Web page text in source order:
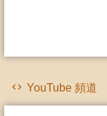
YouTube 頻道